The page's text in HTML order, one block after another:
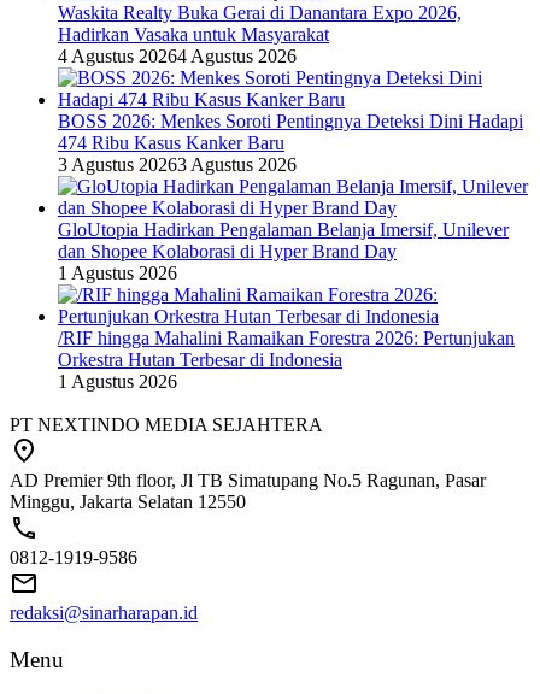
Waskita Realty Buka Gerai di Danantara Expo 2026,
Hadirkan Vasaka untuk Masyarakat
4 Agustus 20264 Agustus 2026
BOSS 2026: Menkes Soroti Pentingnya Deteksi Dini Hadapi
474 Ribu Kasus Kanker Baru
3 Agustus 20263 Agustus 2026
GloUtopia Hadirkan Pengalaman Belanja Imersif, Unilever
dan Shopee Kolaborasi di Hyper Brand Day
1 Agustus 2026
/RIF hingga Mahalini Ramaikan Forestra 2026: Pertunjukan
Orkestra Hutan Terbesar di Indonesia
1 Agustus 2026
PT NEXTINDO MEDIA SEJAHTERA
AD Premier 9th floor, Jl TB Simatupang No.5 Ragunan, Pasar
Minggu, Jakarta Selatan 12550
0812-1919-9586
redaksi@sinarharapan.id
Menu